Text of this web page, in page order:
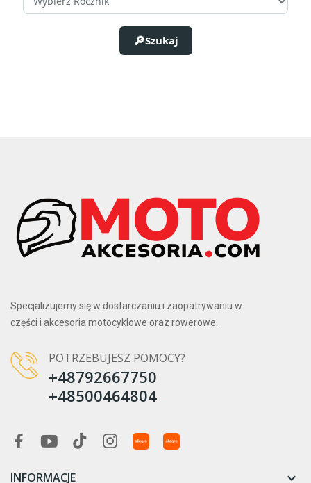
Szukaj
Specjalizujemy się w dostarczaniu i zaopatrywaniu w
części i akcesoria motocyklowe oraz rowerowe.
POTRZEBUJESZ POMOCY?
+48792667750
+48500464804
INFORMACJE 